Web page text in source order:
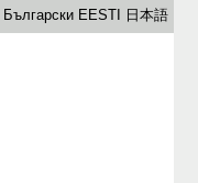
Български EESTI 日本語